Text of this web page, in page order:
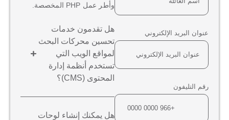
عنوان البريد الإلكتروني
رقم التليفون
وأطر عمل PHP المخصصة.
هل تقدمون خدمات
تحسين محركات البحث
لمواقع الويب التي
تستخدم أنظمة إدارة
المحتوى (CMS)؟
هل يمكنك إنشاء لوحات